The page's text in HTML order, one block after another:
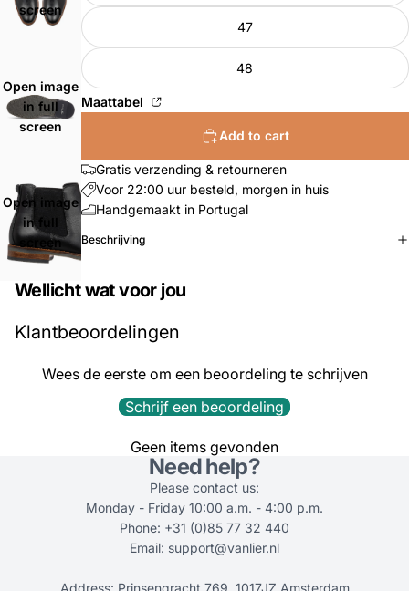
screen
Open image
in full
screen
Open image
in full
screen
47
48
Maattabel
Add to cart
Gratis verzending & retourneren
Voor 22:00 uur besteld, morgen in huis
Handgemaakt in Portugal
Beschrijving
Wellicht wat voor jou
Klantbeoordelingen
Wees de eerste om een beoordeling te schrijven
Schrijf een beoordeling
Geen items gevonden
Need help?
Please contact us:
Monday - Friday 10:00 a.m. - 4:00 p.m.
Phone: +31 (0)85 77 32 440
Email: support@vanlier.nl